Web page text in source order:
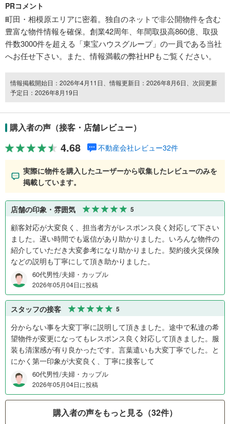
PRコメント
町田・相模原エリアに密着。独自のネットで非公開物件を含む
豊富な物件情報を確保。創業42周年、年間取扱高860億、取扱
件数3000件を超える「東宝ハウスグループ」の一員である当社
へお任せ下さい。また、情報満載の弊社HPもご覧ください。
情報掲載開始日：2026年4月11日、情報更新日：2026年8月6日、次回更新
予定日：2026年8月19日
購入者の声（接客・店舗レビュー）
4.68 不動産会社レビュー32件
実際に物件を購入したユーザーから収集したレビューのみを
掲載しています。
店舗の印象・雰囲気 5
顧客対応が大変良く、担当者方がレスポンス良く対応して下さい
ました。遅い時間でも返信があり助かりました。いろんな物件の
紹介していただき大変参考になり助かりました。契約後火災保険
などの説明も丁寧にして頂き助かりました。
60代男性/夫婦・カップル
2026年05月04日に投稿
スタッフの接客 5
分からない事を大変丁寧に説明して頂きました。途中で私達の希
望物件が変更になってもレスポンス良く対応して頂きました。服
装も清潔感が有り良かったです。言葉遣いも大変丁寧でした。と
にかく第一印象が大変良く、丁寧に接客して
60代男性/夫婦・カップル
2026年05月04日に投稿
購入者の声をもっと見る（32件）